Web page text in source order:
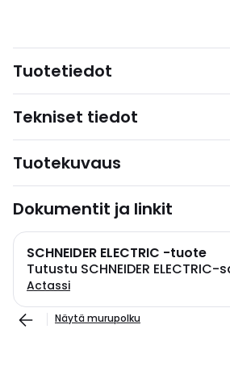
Tuotetiedot
Tekniset tiedot
Tuotekuvaus
Dokumentit ja linkit
SCHNEIDER ELECTRIC -tuote
Tutustu SCHNEIDER ELECTRIC-
Actassi
Näytä murupolku